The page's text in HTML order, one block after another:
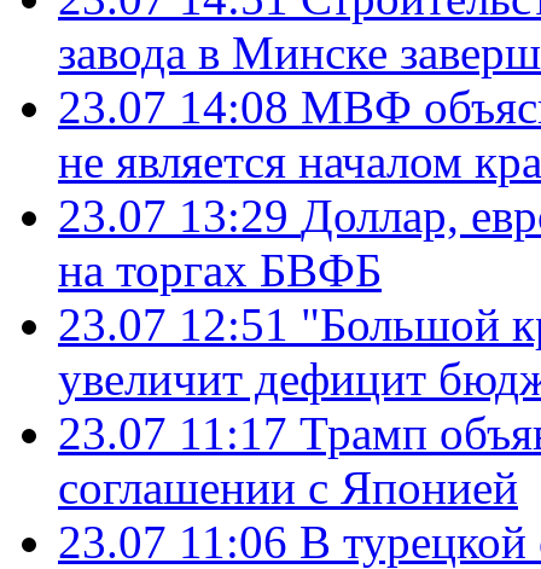
завода в Минске
23.07 14:08 МВФ
не является началом
23.07 13:29 Доллар,
на торгах БВФБ
23.07 12:51 "Большой
увеличит дефицит
23.07 11:17 Трамп
соглашении с Японией
23.07 11:06 В